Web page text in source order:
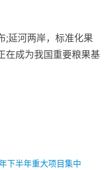
;延河两岸，标准化果
在成为我国重要粮果基
下半年重大项目集中